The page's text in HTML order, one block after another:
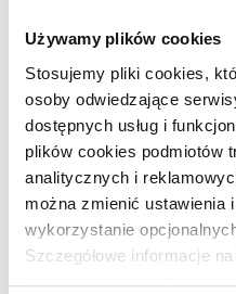
Używamy plików cookies
Stosujemy pliki cookies,
osoby odwiedzające
dostępnych usług i
plików cookies podmiotów
analitycznych i
można zmienić ustawienia
wykorzystanie
Szczegółowe informacje
ich stosowania dostępne
Więcej
i elastyczności
PREMIUM ZARZĄDZANIE
Andrzej Krzemiński, Janusz Filipiak,
Olechnowicz, Piotr Czarnecki
PL
Gwałtowne spowolnienie,
wszystkie gospodarki
menedżerom i